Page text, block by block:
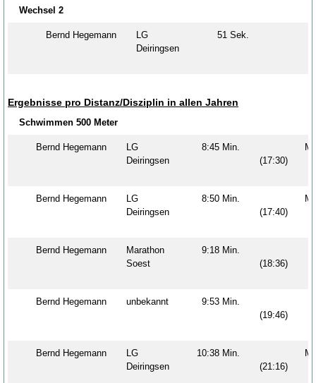
Wechsel 2
Bernd Hegemann
LG
Deiringsen
51 Sek.
Ergebnisse pro Distanz/Disziplin in allen Jahren
Schwimmen 500 Meter
Bernd Hegemann
LG
Deiringsen
8:45 Min.
(17:30)
Bernd Hegemann
LG
Deiringsen
8:50 Min.
(17:40)
Bernd Hegemann
Marathon
Soest
9:18 Min.
(18:36)
Bernd Hegemann unbekannt
9:53 Min.
(19:46)
Bernd Hegemann
LG
Deiringsen
10:38 Min.
(21:16)